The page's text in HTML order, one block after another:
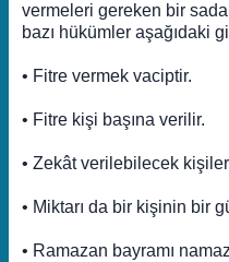
vermeleri gereken bir
bazı hükümler aşağıdaki
• Fitre vermek vaciptir.
• Fitre kişi başına verilir.
• Zekât verilebilecek
• Miktarı da bir kişinin bir
• Ramazan bayramı